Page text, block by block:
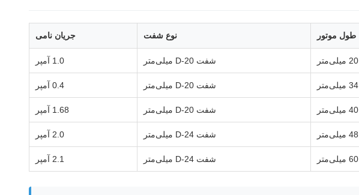
طول موتور نوع شفت جریان نامی
20 میلی‌متر شفت D-20 میلی‌متر 1.0 آمپر
34 میلی‌متر شفت D-20 میلی‌متر 0.4 آمپر
40 میلی‌متر شفت D-20 میلی‌متر 1.68 آمپر
48 میلی‌متر شفت D-24 میلی‌متر 2.0 آمپر
60 میلی‌متر شفت D-24 میلی‌متر 2.1 آمپر